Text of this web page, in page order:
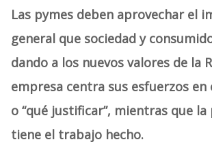
Las pymes deben aprovechar el
general que sociedad y
dando a los nuevos valores de la
empresa centra sus esfuerzos en
o “qué justificar”, mientras que la
tiene el trabajo hecho.